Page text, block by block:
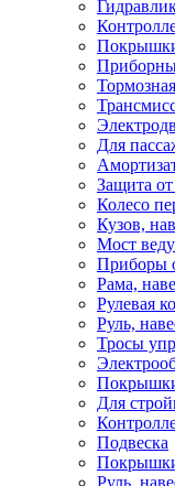
Для
Защита от
Колесо
Кузов,
Мост
Приборы
Рама,
Рулевая
Руль,
Тросы
Для
Подвеска
Руль,